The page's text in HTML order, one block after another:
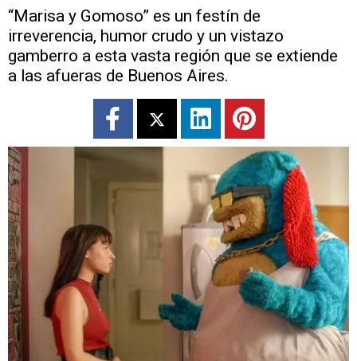
“Marisa y Gomoso” es un festín de
irreverencia, humor crudo y un vistazo
gamberro a esta vasta región que se extiende
a las afueras de Buenos Aires.